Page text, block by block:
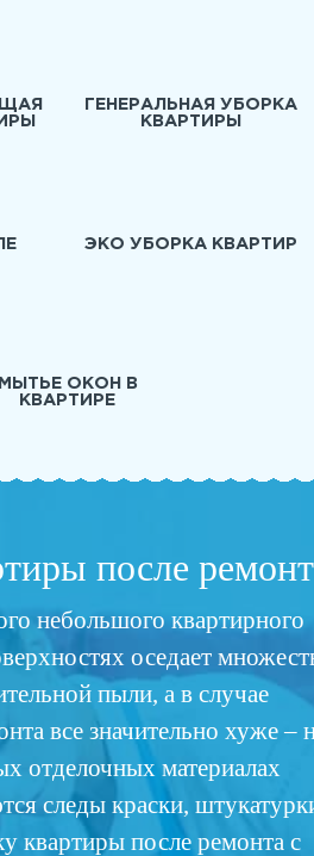
ГЕНЕРАЛЬНАЯ УБОРКА
КВАРТИРЫ
ЭКО УБОРКА КВАРТИР
МЫТЬЕ ОКОН В
КВАРТИРЕ
после
небольшого квартирного
оседает
пыли, а в случае
все значительно хуже –
отделочных материалах
следы краски,
квартиры после ремонта с